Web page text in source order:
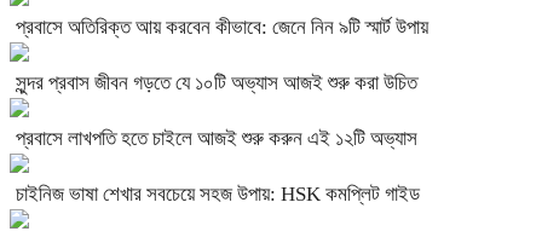
প্রবাসে অতিরিক্ত আয় করবেন কীভাবে: জেনে নিন ৯টি স্মার্ট উপায়
সুন্দর প্রবাস জীবন গড়তে যে ১০টি অভ্যাস আজই শুরু করা উচিত
প্রবাসে লাখপতি হতে চাইলে আজই শুরু করুন এই ১২টি অভ্যাস
চাইনিজ ভাষা শেখার সবচেয়ে সহজ উপায়: HSK কমপ্লিট গাইড